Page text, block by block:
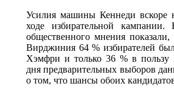
Усилия машины Кеннеди вскоре
ходе избирательной
общественного мнения
Вирджиния 64 % избирателей
Хэмфри и только 36 % в пользу
дня предварительных выборов
о том, что шансы обоих